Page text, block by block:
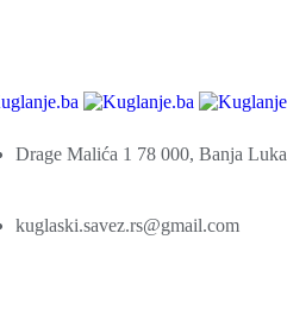
Drage Malića 1 78 000, Banja Luka
kuglaski.savez.rs@gmail.com